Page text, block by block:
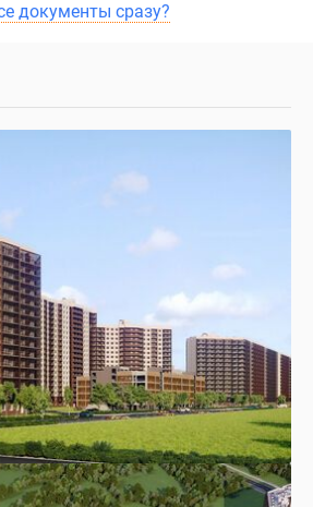
документы сразу?